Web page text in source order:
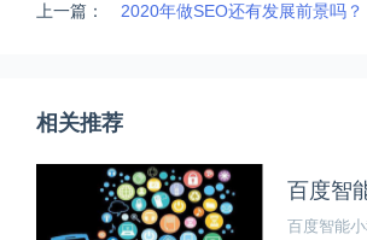
上一篇： 2020年做SEO还有发展前景吗？
相关推荐
百度智
百度智能